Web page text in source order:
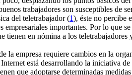
trabajadores son susceptibles de
del teletrabajador (1), éste no percibe
empresariales importantes. Por lo que
tienen en nómina a los
la empresa requiere cambios en la
está desarrollando la iniciativa
que adoptarse determinadas